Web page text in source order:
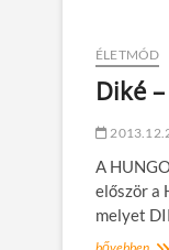
ÉLETMÓD
Diké
A
először a
melyet
Diké